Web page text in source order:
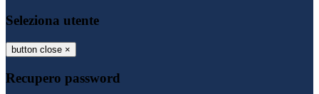
Seleziona utente
button close ×
Recupero password